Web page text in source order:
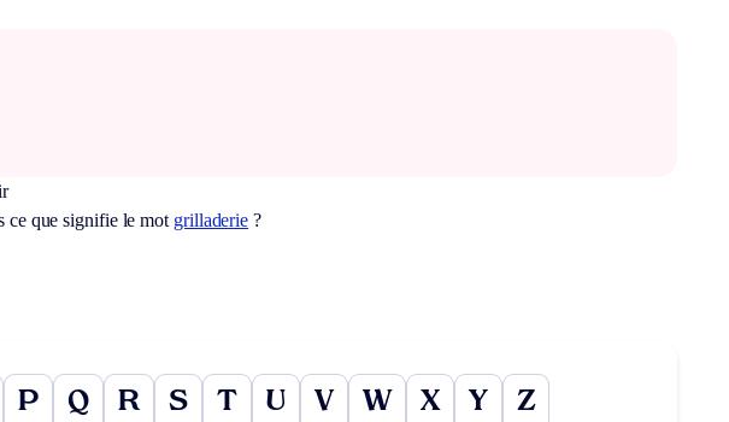
ce que signifie le mot grilladerie ?
P Q R S T U V W X Y Z